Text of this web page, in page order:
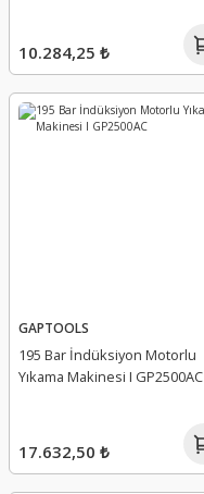
10.284,25 ₺
GAPTOOLS
195 Bar İndüksiyon Motorlu
Yıkama Makinesi I GP2500AC
17.632,50 ₺